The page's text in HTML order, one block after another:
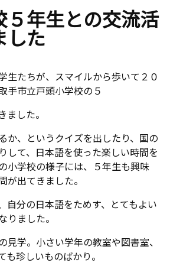
５年生との交流活
した
生たちが、スマイルから歩いて２０
手市立戸頭小学校の５
した。
か、というクイズを出したり、国の
して、日本語を使った楽しい時間を
小学校の様子には、５年生も興味
が出てきました。
自分の日本語をためす、とてもよい
りました。
見学。小さい学年の教室や図書室、
珍しいものばかり。